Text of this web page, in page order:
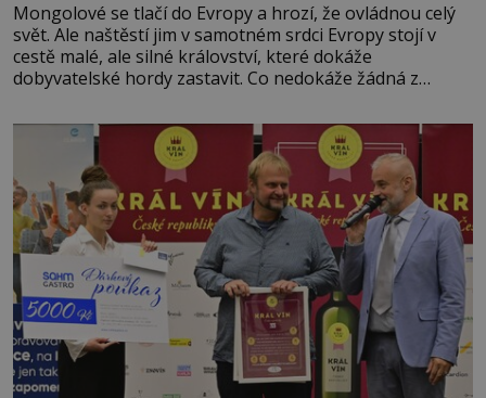
Mongolové se tlačí do Evropy a hrozí, že ovládnou celý
svět. Ale naštěstí jim v samotném srdci Evropy stojí v
cestě malé, ale silné království, které dokáže
dobyvatelské hordy zastavit. Co nedokáže žádná z
král. Nebo že by ne? Mongolové od roku 1223 postupují
podél Kaspického a Azovského moře,